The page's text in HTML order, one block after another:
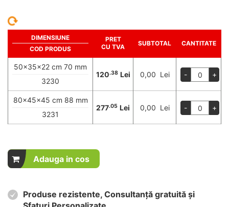
DIMENSIUNE
COD PRODUS
PRET
CU TVA
SUBTOTAL CANTITATE
50x35x22 cm 70 mm
3230
120.38 Lei 0,00 Lei - +
80x45x45 cm 88 mm
3231
277.05 Lei 0,00 Lei - +
Adauga in cos
Produse rezistente, Consultanță gratuită și